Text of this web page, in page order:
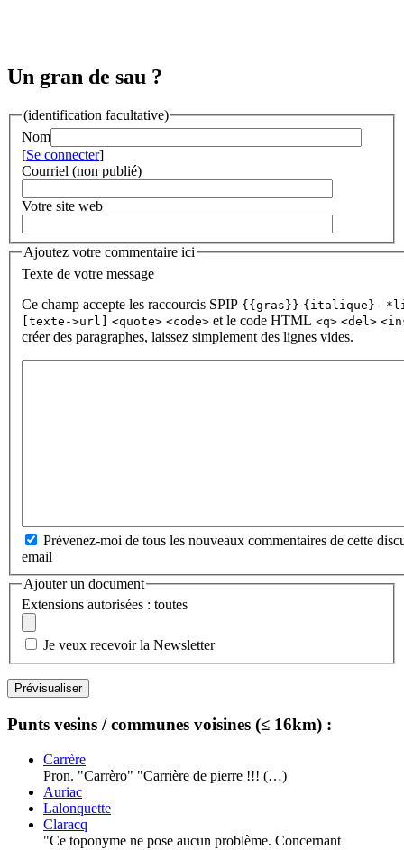
Un gran de sau ?
(identification facultative)
Nom
[Se connecter]
Courriel (non publié)
Votre site web
Ajoutez votre commentaire ici
Texte de votre message
Ce champ accepte les raccourcis SPIP {{gras}} {italique} -
[texte->url] <quote> <code> et le code HTML <q> <del>
créer des paragraphes, laissez simplement des lignes vides.
Prévenez-moi de tous les nouveaux commentaires de cette
email
Ajouter un document
Extensions autorisées : toutes
Je veux recevoir la Newsletter
Punts vesins / communes voisines (≤ 16km) :
Carrère
Pron. "Carrèro" "Carrière de pierre !!! (…)
Auriac
Lalonquette
Claracq
"Ce toponyme ne pose aucun problème. Concernant